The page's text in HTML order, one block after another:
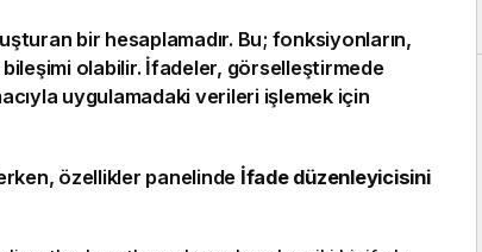
bir hesaplamadır. Bu; fonksiyonların,
olabilir. İfadeler, görselleştirmede
uygulamadaki verileri işlemek için
özellikler panelinde İfade düzenleyicisini